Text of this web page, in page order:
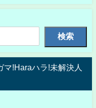
検索
マ!Haraハラ!未解決人